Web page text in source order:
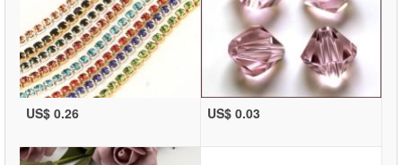
US$ 0.26 US$ 0.03